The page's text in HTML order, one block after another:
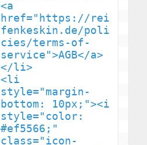
<a
href="https://rei
fenkeskin.de/poli
cies/terms-of-
service">AGB</a>
</li>
<li
style="margin-
bottom: 10px;"><i
style="color:
#ef5566;"
class="icon-